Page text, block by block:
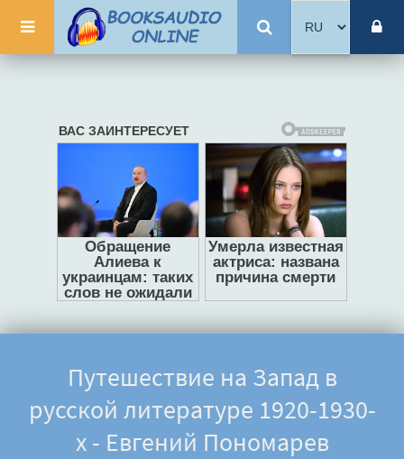
Путешествие на Запад в
русской литературе 1920-1930-
х - Евгений Пономарев